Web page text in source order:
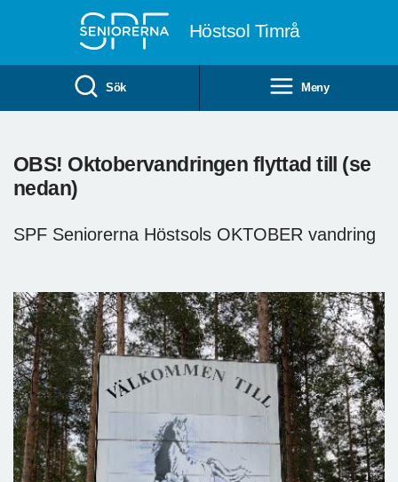
Höstsol Timrå
Sök Meny
OBS! Oktobervandringen flyttad till (se
nedan)
SPF Seniorerna Höstsols OKTOBER vandring